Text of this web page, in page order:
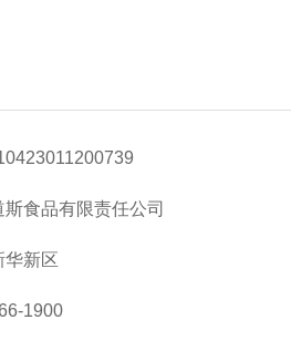
食品有限责任公司
华新区
1900